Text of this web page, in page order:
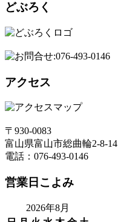
どぶろく
アクセス
〒930-0083
富山県富山市総曲輪2-8-14
電話：076-493-0146
営業日こよみ
2026年8月